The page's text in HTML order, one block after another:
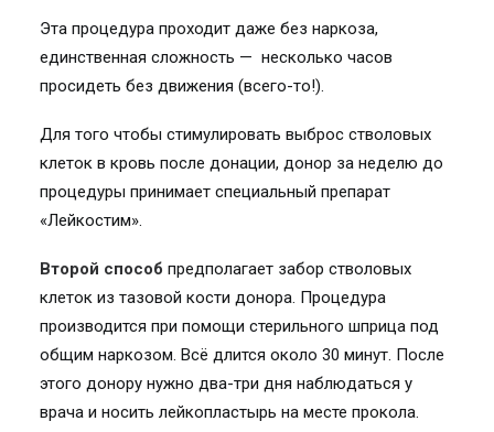
Эта процедура проходит даже без наркоза,
единственная сложность — несколько часов
просидеть без движения (всего-то!).
Для того чтобы стимулировать выброс стволовых
клеток в кровь после донации, донор за неделю до
процедуры принимает специальный препарат
«Лейкостим».
Второй способ предполагает забор стволовых
клеток из тазовой кости донора. Процедура
производится при помощи стерильного шприца под
общим наркозом. Всё длится около 30 минут. После
этого донору нужно два-три дня наблюдаться у
врача и носить лейкопластырь на месте прокола.